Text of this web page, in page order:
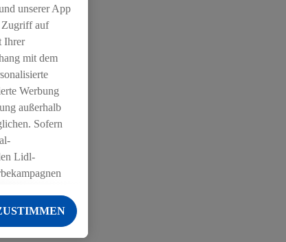
unserer App
Zugriff auf
Ihrer
mit dem
Werbung
außerhalb
Sofern
Lidl-
Diensten
Lidl-Dienste,
-